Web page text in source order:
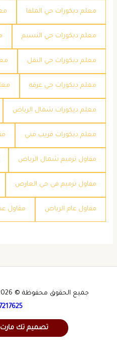
معلم ديكورات حي الملقا
معلم ديكورات حي النسيم
معلم ديكورات حي النفل
معلم ديكورات حي عرقه
معلم ديكورات شمال الرياض
معلم ديكورات قريب مني
مقاول ترميم شمال الرياض
مقاول ترميم في حي العارض
مقاول عام الرياض مقاول
جميع الحقوق محفوظة © 2026 دهانات وديكورات الرياض -
تصميم تك مارت -